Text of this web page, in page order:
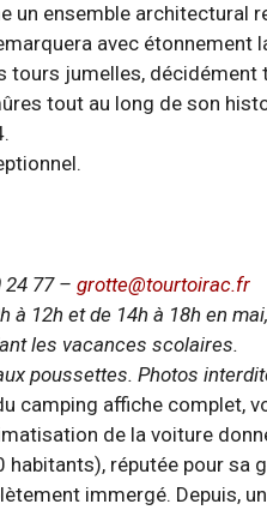
un ensemble architectural
avec
tours jumelles, décidément
tout au long de son
24 77 –grotte@tourtoirac.fr
à 12h et de 14h à 18h en
les vacances scolaires.
poussettes. Photos
camping affiche complet,
de la voiture
réputée pour sa
immergé.